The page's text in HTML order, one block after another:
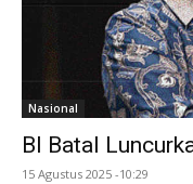
Nasional
BI Batal
15 Agustus 2025 -10:29